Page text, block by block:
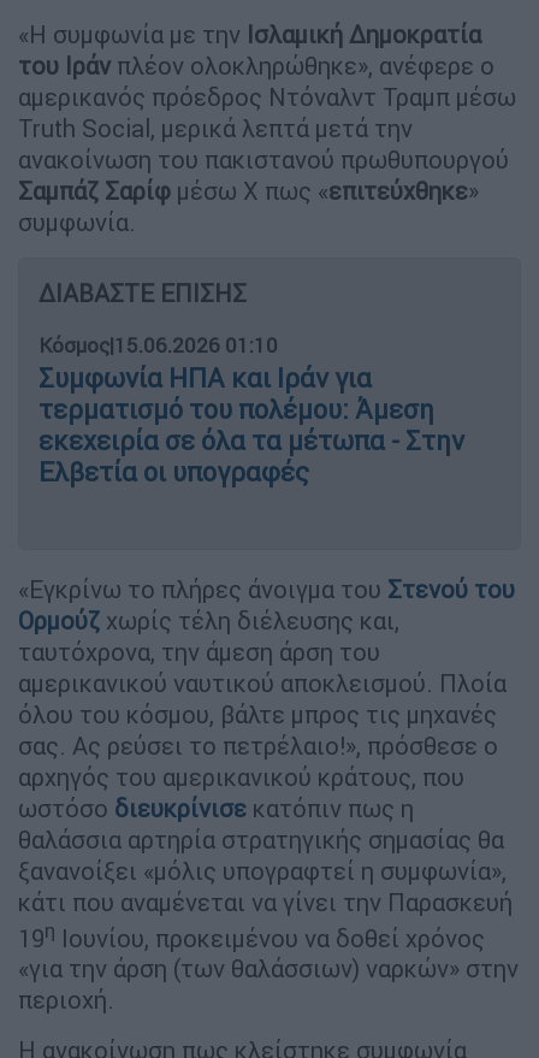
«Η συμφωνία με την Ισλαμική Δημοκρατία
του Ιράν πλέον ολοκληρώθηκε», ανέφερε ο
αμερικανός πρόεδρος Ντόναλντ Τραμπ μέσω
Truth Social, μερικά λεπτά μετά την
ανακοίνωση του πακιστανού πρωθυπουργού
Σαμπάζ Σαρίφ μέσω X πως «επιτεύχθηκε»
συμφωνία.
ΔΙΑΒΑΣΤΕ ΕΠΙΣΗΣ
Κόσμος|15.06.2026 01:10
Συμφωνία ΗΠΑ και Ιράν για
τερματισμό του πολέμου: Άμεση
εκεχειρία σε όλα τα μέτωπα - Στην
Ελβετία οι υπογραφές
«Εγκρίνω το πλήρες άνοιγμα του Στενού του
Ορμούζ χωρίς τέλη διέλευσης και,
ταυτόχρονα, την άμεση άρση του
αμερικανικού ναυτικού αποκλεισμού. Πλοία
όλου του κόσμου, βάλτε μπρος τις μηχανές
σας. Ας ρεύσει το πετρέλαιο!», πρόσθεσε ο
αρχηγός του αμερικανικού κράτους, που
ωστόσο διευκρίνισε κατόπιν πως η
θαλάσσια αρτηρία στρατηγικής σημασίας θα
ξανανοίξει «μόλις υπογραφτεί η συμφωνία»,
κάτι που αναμένεται να γίνει την Παρασκευή
19η Ιουνίου, προκειμένου να δοθεί χρόνος
«για την άρση (των θαλάσσιων) ναρκών» στην
περιοχή.
Η ανακοίνωση πως κλείστηκε συμφωνία